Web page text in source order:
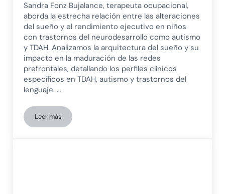
Sandra Fonz Bujalance, terapeuta ocupacional,
aborda la estrecha relación entre las alteraciones
del sueño y el rendimiento ejecutivo en niños
con trastornos del neurodesarrollo como autismo
y TDAH. Analizamos la arquitectura del sueño y su
impacto en la maduración de las redes
prefrontales, detallando los perfiles clínicos
específicos en TDAH, autismo y trastornos del
lenguaje. …
Leer másAlteraciones del sueño y rendimiento ejecutivo en